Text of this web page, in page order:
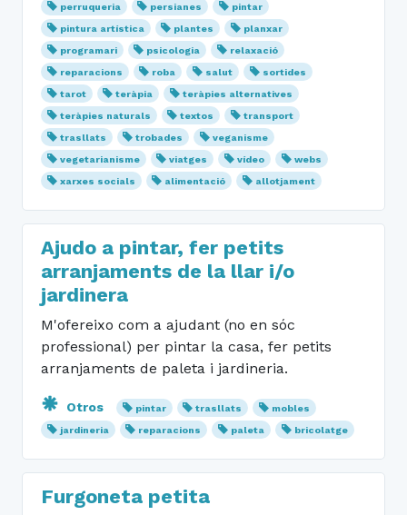
perruqueria
persianes
pintar
pintura artística
plantes
planxar
programari
psicologia
relaxació
reparacions
roba salut
sortides
tarot
teràpia
teràpies alternatives
teràpies naturals
textos
transport
trasllats
trobades
veganisme
vegetarianisme
viatges vídeo
webs
xarxes socials
alimentació allotjament
Ajudo a pintar, fer petits
arranjaments de la llar i/o
jardinera
M'ofereixo com a ajudant (no en sóc
professional) per pintar la casa, fer petits
arranjaments de paleta i jardineria.
Otros pintar trasllats
mobles
jardineria
reparacions paleta bricolatge
Furgoneta petita